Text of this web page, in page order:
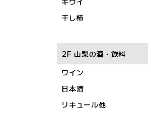
干し柿
2F 山梨の酒・飲料
ワイン
日本酒
リキュール他